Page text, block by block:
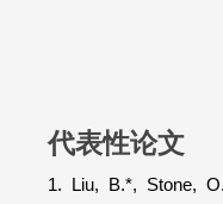
代表性论文
1. Liu, B.*, Stone,